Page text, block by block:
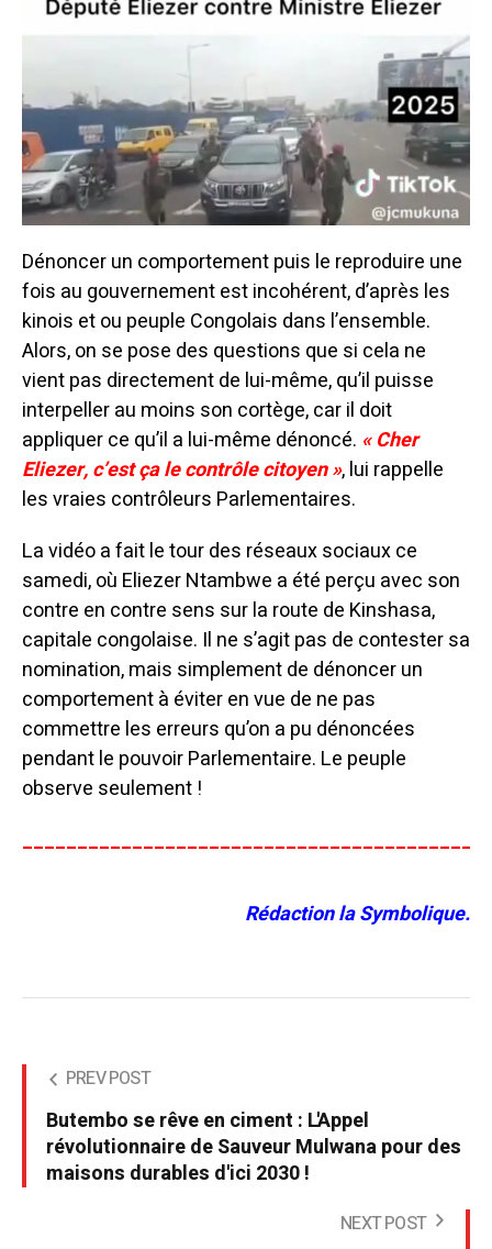
Dénoncer un comportement puis le reproduire une
fois au gouvernement est incohérent, d’après les
kinois et ou peuple Congolais dans l’ensemble.
Alors, on se pose des questions que si cela ne
vient pas directement de lui-même, qu’il puisse
interpeller au moins son cortège, car il doit
appliquer ce qu’il a lui-même dénoncé. « Cher
Eliezer, c’est ça le contrôle citoyen », lui rappelle
les vraies contrôleurs Parlementaires.
La vidéo a fait le tour des réseaux sociaux ce
samedi, où Eliezer Ntambwe a été perçu avec son
contre en contre sens sur la route de Kinshasa,
capitale congolaise. Il ne s’agit pas de contester sa
nomination, mais simplement de dénoncer un
comportement à éviter en vue de ne pas
commettre les erreurs qu’on a pu dénoncées
pendant le pouvoir Parlementaire. Le peuple
observe seulement !
Rédaction la Symbolique.
PREV POST
Butembo se rêve en ciment : L'Appel
révolutionnaire de Sauveur Mulwana pour des
maisons durables d'ici 2030 !
NEXT POST